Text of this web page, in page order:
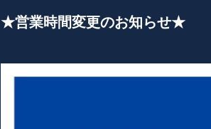
★営業時間変更のお知らせ★